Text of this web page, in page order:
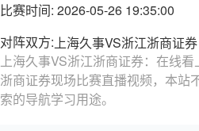
比赛时间: 2026-05-26 19:35:00
对阵双方: 上海久事VS浙江浙商证券
上海久事VS浙江浙商证券：在线
浙商证券现场比赛直播视频，本站
索的导航学习用途。